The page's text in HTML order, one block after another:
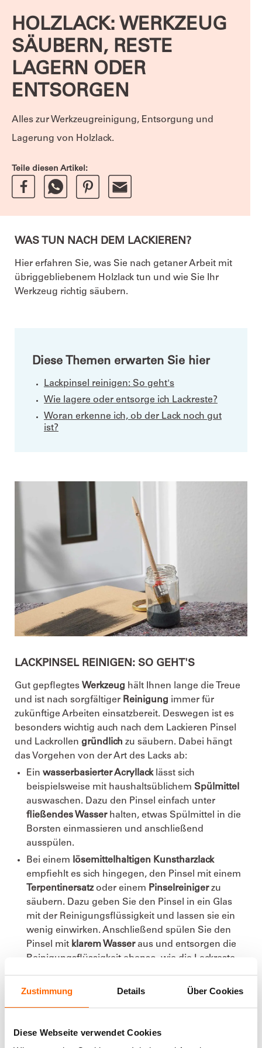
Zustimmung Details Über Cookies
Diese Webseite verwendet Cookies
HOLZLACK: WERKZEUG
SÄUBERN, RESTE
LAGERN ODER
ENTSORGEN
Alles zur Werkzeugreinigung, Entsorgung und
Lagerung von Holzlack.
Teile diesen Artikel:
WAS TUN NACH DEM LACKIEREN?
Hier erfahren Sie, was Sie nach getaner Arbeit mit
übriggebliebenem Holzlack tun und wie Sie Ihr
Werkzeug richtig säubern.
Diese Themen erwarten Sie hier
Lackpinsel reinigen: So geht's
Wie lagere oder entsorge ich Lackreste?
Woran erkenne ich, ob der Lack noch gut
ist?
LACKPINSEL REINIGEN: SO GEHT'S
Gut gepflegtes Werkzeug hält Ihnen lange die Treue
und ist nach sorgfältiger Reinigung immer für
zukünftige Arbeiten einsatzbereit. Deswegen ist es
besonders wichtig auch nach dem Lackieren Pinsel
und Lackrollen gründlich zu säubern. Dabei hängt
das Vorgehen von der Art des Lacks ab:
Ein wasserbasierter Acryllacklässt sich
beispielsweise mit haushaltsüblichem Spülmittel
auswaschen. Dazu den Pinsel einfach unter
fließendes Wasserhalten, etwas Spülmittel in die
Borsten einmassieren und anschließend
ausspülen.
Bei einem lösemittelhaltigen Kunstharzlack
empfiehlt es sich hingegen, den Pinsel mit einem
Terpentinersatzoder einem Pinselreinigerzu
säubern. Dazu geben Sie den Pinsel in ein Glas
mit der Reinigungsflüssigkeit und lassen sie ein
wenig einwirken. Anschließend spülen Sie den
Pinsel mit klarem Wasseraus und entsorgen die
Reinigungsflüssigkeit ebenso, wie die Lackreste.
Besonders wichtig bei beiden Varianten ist, dass die
direkt